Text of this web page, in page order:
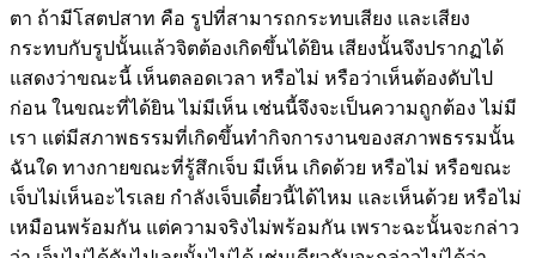
ตา ถ้ามีโสตปสาท คือ รูปที่สามารถกระทบเสียง และเสียง
กระทบกับรูปนั้นแล้วจิตต้องเกิดขึ้นได้ยิน เสียงนั้นจึงปรากฏได้
แสดงว่าขณะนี้ เห็นตลอดเวลา หรือไม่ หรือว่าเห็นต้องดับไป
ก่อน ในขณะที่ได้ยิน ไม่มีเห็น เช่นนี้จึงจะเป็นความถูกต้อง ไม่มี
เรา แต่มีสภาพธรรมที่เกิดขึ้นทำกิจการงานของสภาพธรรมนั้น
ฉันใด ทางกายขณะที่รู้สึกเจ็บ มีเห็น เกิดด้วย หรือไม่ หรือขณะ
เจ็บไม่เห็นอะไรเลย กำลังเจ็บเดี๋ยวนี้ได้ไหม และเห็นด้วย หรือไม่
เหมือนพร้อมกัน แต่ความจริงไม่พร้อมกัน เพราะฉะนั้นจะกล่าว